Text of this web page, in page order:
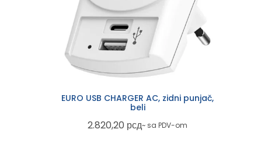
EURO USB CHARGER AC, zidni punjač,
beli
2.820,20 рсд~ sa PDV-om